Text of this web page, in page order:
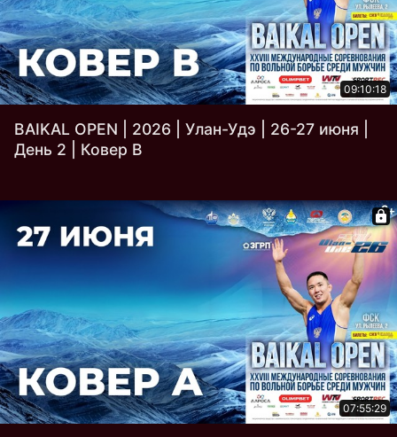
09:10:18
BAIKAL OPEN | 2026 | Улан-Удэ | 26-27 июня |
День 2 | Ковер B
07:55:29